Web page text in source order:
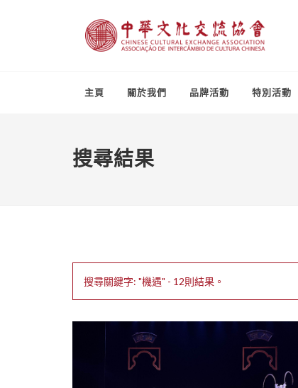
主頁 關於我們 品牌活動 特別活動
搜尋結果
搜尋關鍵字: "機遇" - 12則結果。